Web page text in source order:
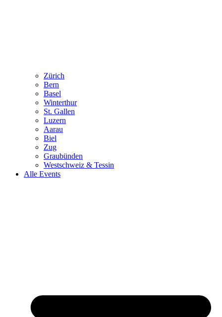
Zürich
Bern
Basel
Winterthur
St. Gallen
Luzern
Aarau
Biel
Zug
Graubünden
Westschweiz & Tessin
Alle Events